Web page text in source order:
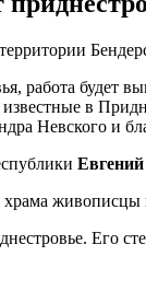
будет
в
Невского и
Его